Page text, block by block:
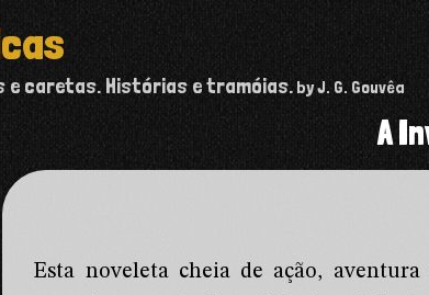
e caretas. Histórias e tramóias. by J. G. Gouvêa
A
Esta noveleta cheia de ação,